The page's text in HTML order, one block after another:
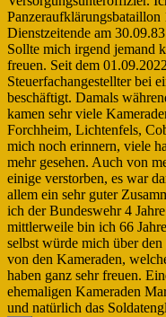
Dienstzeitende am
Sollte mich irgend jemand
freuen. Seit dem
Steuerfachangestellter bei
beschäftigt. Damals
kamen sehr viele
Forchheim, Lichtenfels,
mich noch erinnern, viele
mehr gesehen. Auch von
einige verstorben, es war
allem ein sehr guter
ich der Bundeswehr 4
mittlerweile bin ich 66
selbst würde mich über
von den Kameraden,
haben ganz sehr freuen.
ehemaligen Kameraden
und natürlich das